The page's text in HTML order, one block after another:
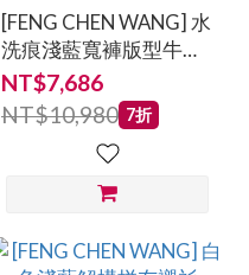
[FENG CHEN WANG] 水
洗痕淺藍寬褲版型牛仔
褲
NT$7,686
NT$10,980 7折